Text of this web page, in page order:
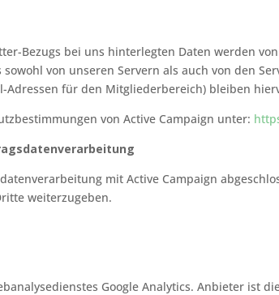
Bezugs bei uns hinterlegten Daten werden
von unseren Servern als auch von den
Adressen für den Mitgliederbereich) bleiben
von Active Campaign unter:
mit Active Campaign
weiterzugeben.
Google Analytics. Anbieter ist